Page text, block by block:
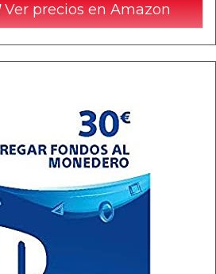
Ver precios en Amazon